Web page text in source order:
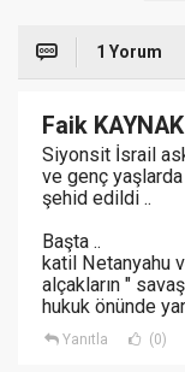
1 Yorum
Faik KAYNAK
Siyonsit İsrail
ve genç
şehid edildi ..
Başta ..
katil Netanyahu
alçakların "
hukuk önünde
Yanıtla (0)